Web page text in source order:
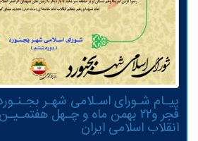
پیـام شـورای اسـلامی شهـر
فجر و۲۲ بهمن ماه و چـهل
انقلاب اسلامی ایران